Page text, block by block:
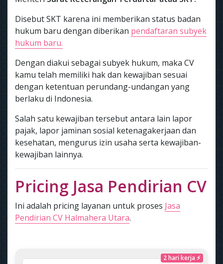
Disebut SKT karena ini memberikan status badan
hukum baru dengan diberikan pendaftaran subyek
hukum baru.
Dengan diakui sebagai subyek hukum, maka CV
kamu telah memiliki hak dan kewajiban sesuai
dengan ketentuan perundang-undangan yang
berlaku di Indonesia.
Salah satu kewajiban tersebut antara lain lapor
pajak, lapor jaminan sosial ketenagakerjaan dan
kesehatan, mengurus izin usaha serta kewajiban-
kewajiban lainnya.
Pricing Jasa Pendirian CV
Ini adalah pricing layanan untuk proses Jasa
Pendirian CV Halmahera Utara.
2 hari kerja ⚡